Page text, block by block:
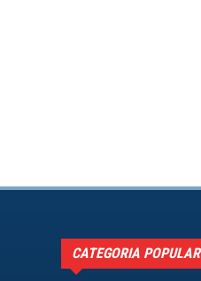
CATEGORIA POPULAR